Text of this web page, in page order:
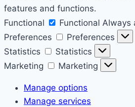
features and functions.
Functional
Functional Always
Preferences
Preferences
Statistics
Statistics
Marketing
Marketing
Manage options
Manage services